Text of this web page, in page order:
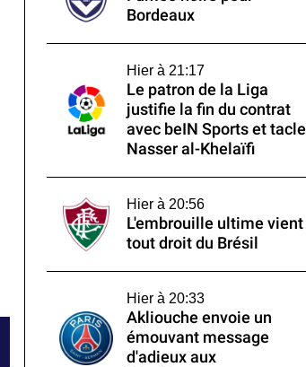
Bordeaux
Hier à 21:17
Le patron de la Liga
justifie la fin du contrat
avec beIN Sports et tacle
Nasser al-Khelaïfi
Hier à 20:56
L'embrouille ultime vient
tout droit du Brésil
Hier à 20:33
Akliouche envoie un
émouvant message
d'adieux aux